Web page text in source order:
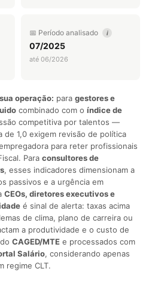
📅 Período analisado i
07/2025
até 06/2026
operação: para gestores e
combinado com o índice de
competitiva por talentos —
de 1,0 exigem revisão de política
para reter profissionais
Para consultores de
, esses indicadores dimensionam a
passivos e a urgência em
CEOs, diretores executivos e
é sinal de alerta: taxas acima
de clima, plano de carreira ou
a produtividade e o custo de
CAGED/MTE e processados com
Salário, considerando apenas
regime CLT.